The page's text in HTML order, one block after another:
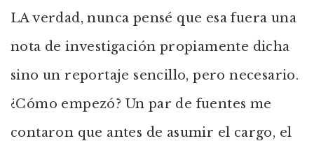
LA verdad, nunca pensé que esa fuera una
nota de investigación propiamente dicha
sino un reportaje sencillo, pero necesario.
¿Cómo empezó? Un par de fuentes me
contaron que antes de asumir el cargo, el